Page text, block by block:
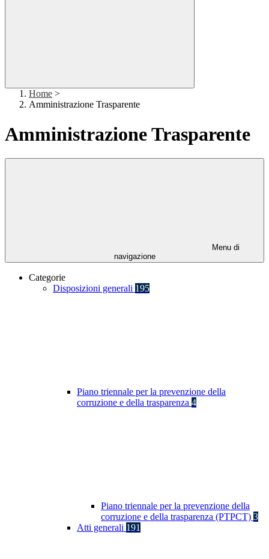
Home >
Amministrazione Trasparente
Amministrazione Trasparente
Menu di
navigazione
Categorie
Disposizioni generali 195
Piano triennale per la prevenzione della
corruzione e della trasparenza 4
Piano triennale per la prevenzione della
corruzione e della trasparenza (PTPCT) 3
Atti generali 191